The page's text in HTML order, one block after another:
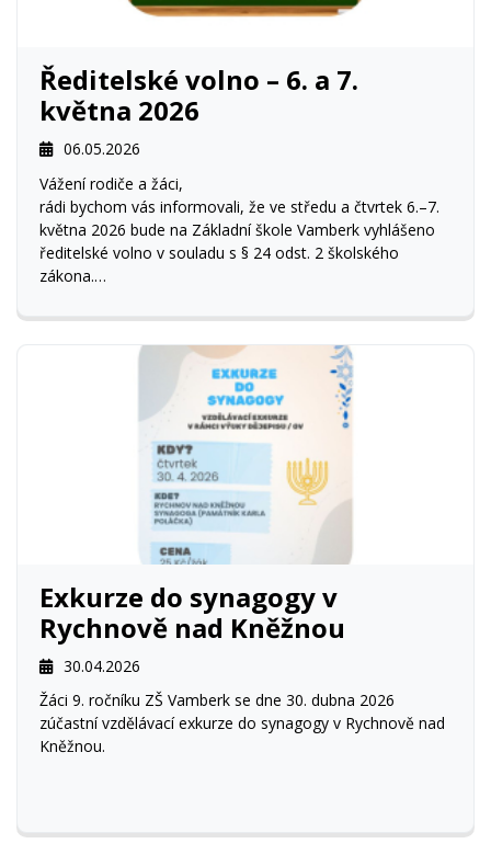
Ředitelské volno – 6. a 7.
května 2026
06.05.2026
Vážení rodiče a žáci,
rádi bychom vás informovali, že ve středu a čtvrtek 6.–7.
května 2026 bude na Základní škole Vamberk vyhlášeno
ředitelské volno v souladu s § 24 odst. 2 školského
zákona.
výuka.
Exkurze do synagogy v
Rychnově nad Kněžnou
30.04.2026
Žáci 9. ročníku ZŠ Vamberk se dne 30. dubna 2026
zúčastní vzdělávací exkurze do synagogy v Rychnově nad
Kněžnou.